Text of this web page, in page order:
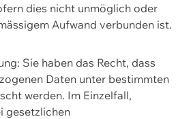
dies nicht unmöglich oder
Aufwand verbunden ist.
Sie haben das Recht, dass
Daten unter bestimmten
werden. Im Einzelfall,
gesetzlichen